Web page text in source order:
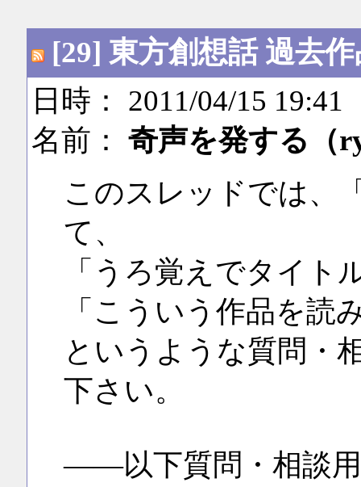
[29] 東方創想話 過去
日時： 2011/04/15 19:41
名前： 奇声を発する（
このスレッドでは、
て、
「うろ覚えでタイト
「こういう作品を読
というような質問・
下さい。
――以下質問・相談